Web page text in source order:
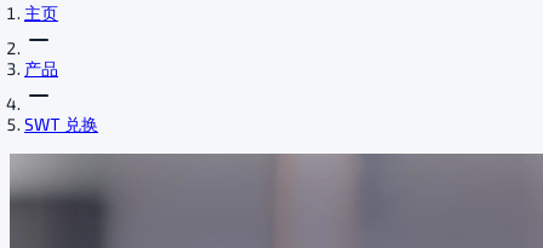
主页
产品
SWT 兑换